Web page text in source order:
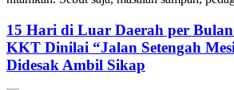
15 Hari di Luar Daerah per
KKT Dinilai “Jalan Setengah
Didesak Ambil Sikap